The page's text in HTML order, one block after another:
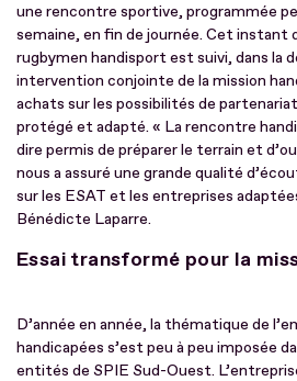
une rencontre sportive, programmée
semaine, en fin de journée. Cet instant
rugbymen handisport est suivi, dans la
intervention conjointe de la mission
achats sur les possibilités de
protégé et adapté. « La rencontre
dire permis de préparer le terrain et
nous a assuré une grande qualité
sur les ESAT et les entreprises
Bénédicte Laparre.
Essai transformé pour la
D’année en année, la thématique de
handicapées s’est peu à peu imposée
entités de SPIE Sud-Ouest.